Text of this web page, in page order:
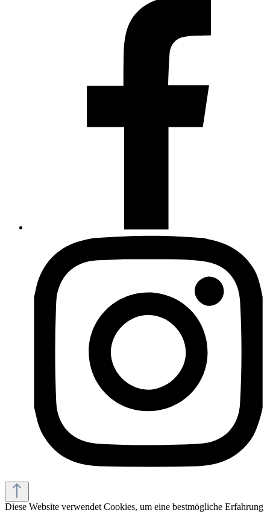
Diese Website verwendet Cookies, um eine bestmögliche Erfahrung